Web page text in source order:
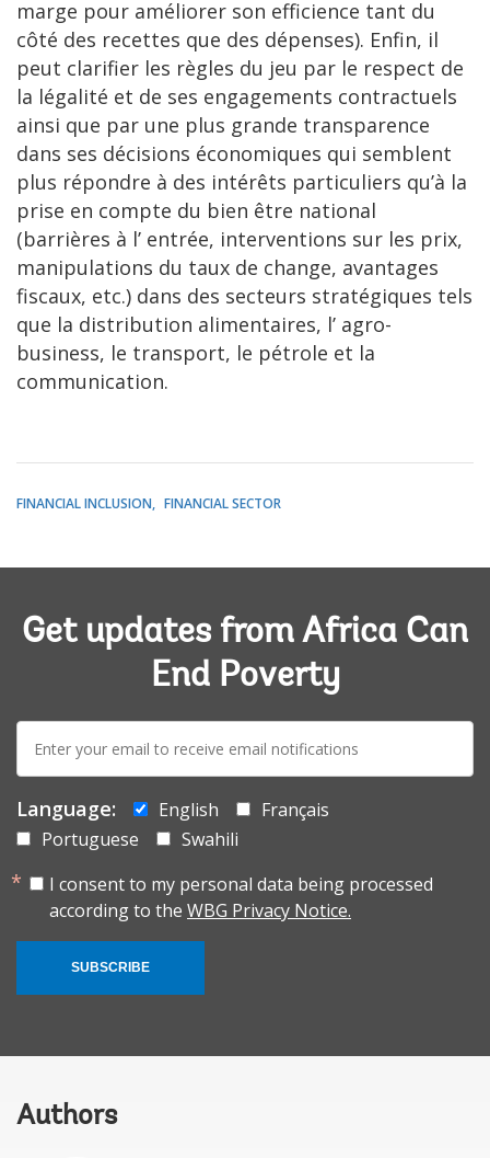
marge pour améliorer son efficience tant du
côté des recettes que des dépenses). Enfin, il
peut clarifier les règles du jeu par le respect de
la légalité et de ses engagements contractuels
ainsi que par une plus grande transparence
dans ses décisions économiques qui semblent
plus répondre à des intérêts particuliers qu’à la
prise en compte du bien être national
(barrières à l’ entrée, interventions sur les prix,
manipulations du taux de change, avantages
fiscaux, etc.) dans des secteurs stratégiques tels
que la distribution alimentaires, l’ agro-
business, le transport, le pétrole et la
communication.
FINANCIAL INCLUSION FINANCIAL SECTOR
Get updates from Africa Can
End Poverty
E-
mail:
Language: English
Français
Portuguese
Swahili
I consent to my personal data being processed
according to the WBG Privacy Notice.
SUBSCRIBE
Authors